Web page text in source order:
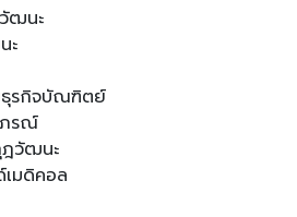
ฒนะ
ะ
องธานี
ธุรกิจบัณฑิตย์
ภรณ์
ฎวัฒนะ
เมดิคอล